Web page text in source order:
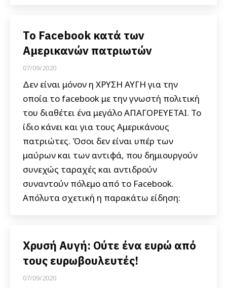
Το Facebook κατά των
Αμερικανών πατριωτών
07/09/2020
Δεν είναι μόνον η ΧΡΥΣΗ ΑΥΓΗ για την
οποία το facebook με την γνωστή πολιτική
του διαθέτει ένα μεγάλο ΑΠΑΓΟΡΕΥΕΤΑΙ. Το
ίδιο κάνει και για τους Αμερικάνους
πατριώτες. Όσοι δεν είναι υπέρ των
μαύρων και των αντιφά, που δημιουργούν
συνεχώς ταραχές και αντιδρούν
συναντούν πόλεμο από το Facebook.
Απόλυτα σχετική η παρακάτω είδηση:
Χρυσή Αυγή: Ούτε ένα ευρώ από
τους ευρωβουλευτές!
07/09/2020